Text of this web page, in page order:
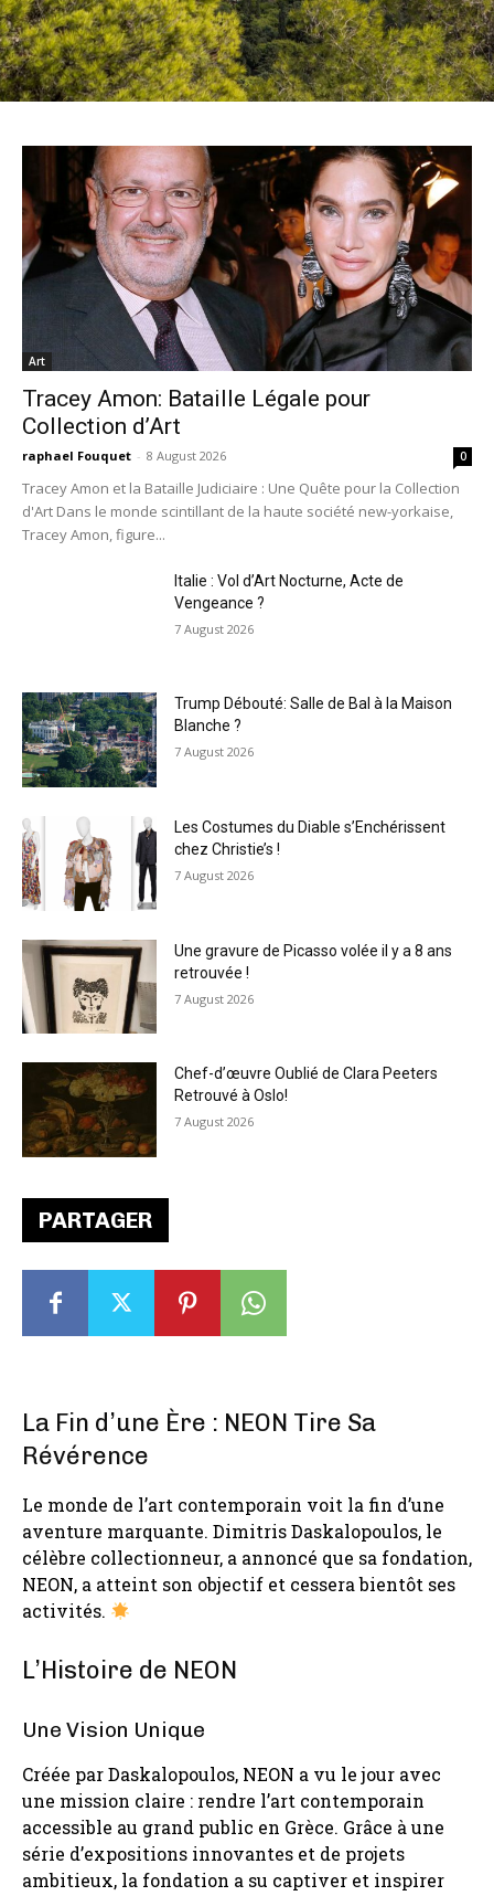
PARTAGER
La Fin d’une Ère : NEON Tire Sa
Révérence
Le monde de l’art contemporain voit la fin d’une
aventure marquante. Dimitris Daskalopoulos, le
célèbre collectionneur, a annoncé que sa fondation,
NEON, a atteint son objectif et cessera bientôt ses
activités.
L’Histoire de NEON
Une Vision Unique
Créée par Daskalopoulos, NEON a vu le jour avec
une mission claire : rendre l’art contemporain
accessible au grand public en Grèce. Grâce à une
série d’expositions innovantes et de projets
ambitieux, la fondation a su captiver et inspirer
Art
Tracey Amon: Bataille Légale pour
Collection d’Art
raphael Fouquet - 8 August 2026 0
Tracey Amon et la Bataille Judiciaire : Une Quête pour la Collection
d'Art Dans le monde scintillant de la haute société new-yorkaise,
Tracey Amon, figure...
Italie : Vol d’Art Nocturne, Acte de
Vengeance ?
7 August 2026
Trump Débouté: Salle de Bal à la Maison
Blanche ?
7 August 2026
Les Costumes du Diable s’Enchérissent
chez Christie’s !
7 August 2026
Une gravure de Picasso volée il y a 8 ans
retrouvée !
7 August 2026
Chef-d’œuvre Oublié de Clara Peeters
Retrouvé à Oslo!
7 August 2026